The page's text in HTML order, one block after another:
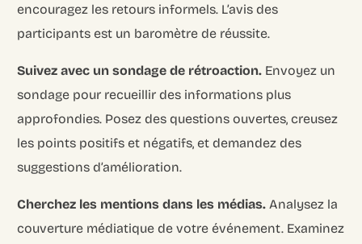
encouragez les retours informels. L’avis des
participants est un baromètre de réussite.
Suivez avec un sondage de rétroaction. Envoyez un
sondage pour recueillir des informations plus
approfondies. Posez des questions ouvertes, creusez
les points positifs et négatifs, et demandez des
suggestions d’amélioration.
Cherchez les mentions dans les médias. Analysez la
couverture médiatique de votre événement. Examinez